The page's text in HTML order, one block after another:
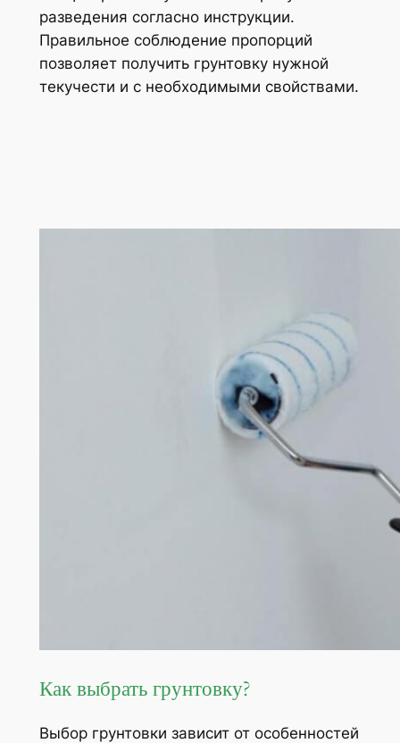
разведения согласно инструкции.
Правильное соблюдение пропорций
позволяет получить грунтовку нужной
текучести и с необходимыми свойствами.
Как выбрать грунтовку?
Выбор грунтовки зависит от особенностей